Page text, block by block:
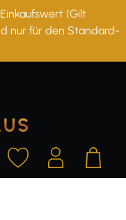
(Gilt
nur für den Standard-